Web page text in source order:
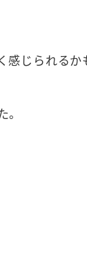
感じられるか